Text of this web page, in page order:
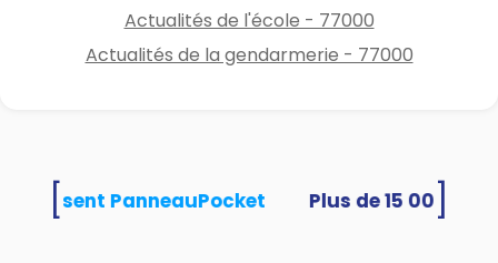
Actualités de l'école - 77000
Actualités de la gendarmerie - 77000
utilisent PanneauPocket